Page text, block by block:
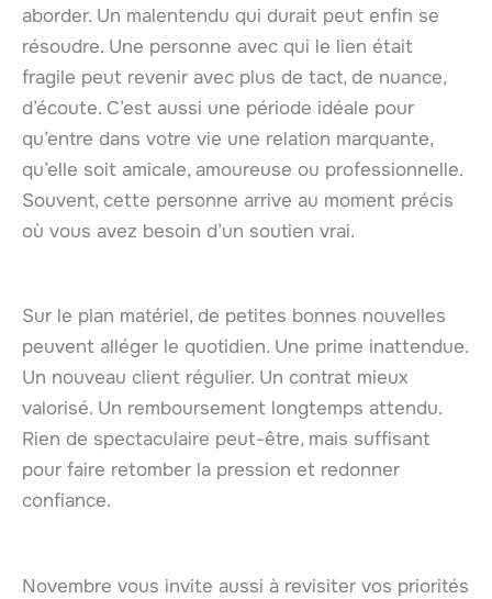
aborder. Un malentendu qui durait peut enfin se
résoudre. Une personne avec qui le lien était
fragile peut revenir avec plus de tact, de nuance,
d’écoute. C’est aussi une période idéale pour
qu’entre dans votre vie une relation marquante,
qu’elle soit amicale, amoureuse ou professionnelle.
Souvent, cette personne arrive au moment précis
où vous avez besoin d’un soutien vrai.
Sur le plan matériel, de petites bonnes nouvelles
peuvent alléger le quotidien. Une prime inattendue.
Un nouveau client régulier. Un contrat mieux
valorisé. Un remboursement longtemps attendu.
Rien de spectaculaire peut-être, mais suffisant
pour faire retomber la pression et redonner
confiance.
Novembre vous invite aussi à revisiter vos priorités